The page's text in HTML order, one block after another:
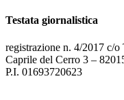
Testata giornalistica
registrazione n. 4/2017 c/
Caprile del Cerro 3 –
P.I. 01693720623